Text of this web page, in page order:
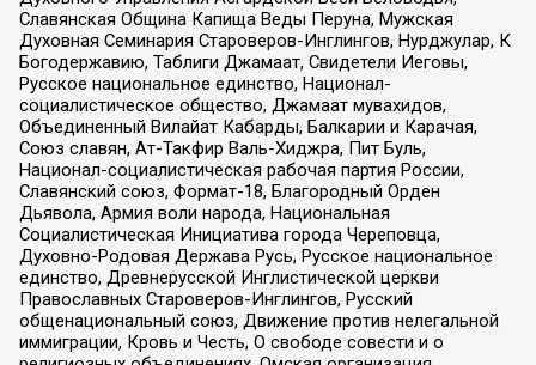
Славянская Община Капища Веды Перуна, Мужская
Духовная Семинария Староверов-Инглингов, Нурджулар, К
Богодержавию, Таблиги Джамаат, Свидетели Иеговы,
Русское национальное единство, Национал-
социалистическое общество, Джамаат мувахидов,
Объединенный Вилайат Кабарды, Балкарии и Карачая,
Союз славян, Ат-Такфир Валь-Хиджра, Пит Буль,
Национал-социалистическая рабочая партия России,
Славянский союз, Формат-18, Благородный Орден
Дьявола, Армия воли народа, Национальная
Социалистическая Инициатива города Череповца,
Духовно-Родовая Держава Русь, Русское национальное
единство, Древнерусской Инглистической церкви
Православных Староверов-Инглингов, Русский
общенациональный союз, Движение против нелегальной
иммиграции, Кровь и Честь, О свободе совести и о